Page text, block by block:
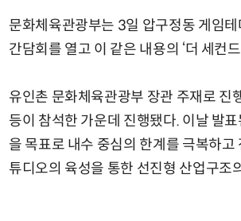
문화체육관광부는 3일 압구정동 게임
간담회를 열고 이 같은 내용의 ‘더 세
유인촌 문화체육관광부 장관 주재로 진
등이 참석한 가운데 진행됐다. 이날 발
을 목표로 내수 중심의 한계를 극복하
튜디오의 육성을 통한 선진형 산업구조